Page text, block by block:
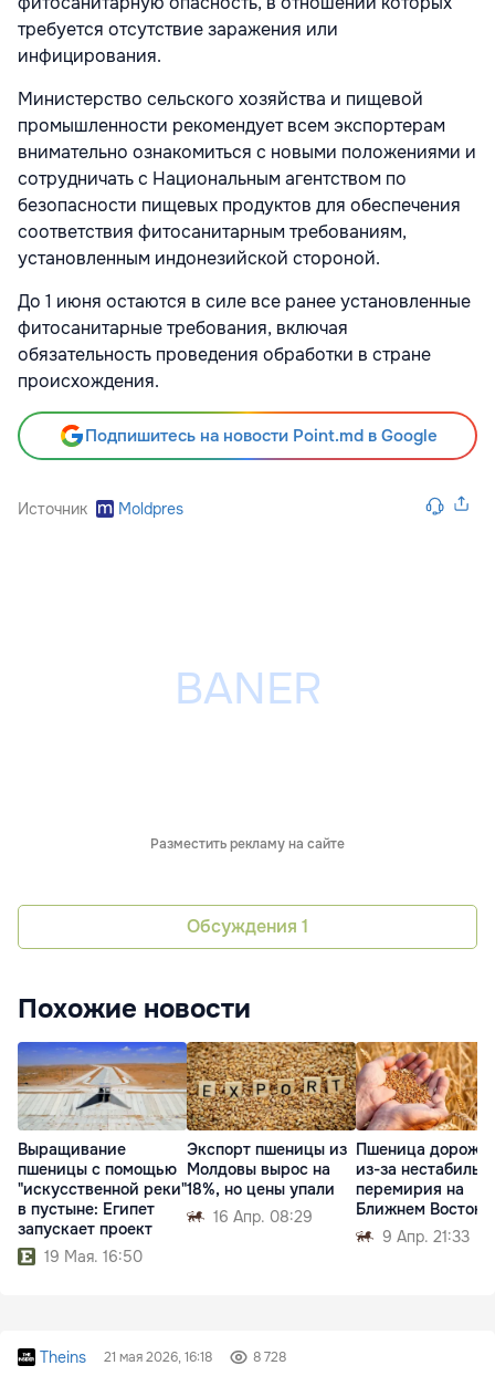
требуется отсутствие заражения или
инфицирования.
Министерство сельского хозяйства и пищевой
промышленности рекомендует всем экспортерам
внимательно ознакомиться с новыми положениями и
сотрудничать с Национальным агентством по
безопасности пищевых продуктов для обеспечения
соответствия фитосанитарным требованиям,
установленным индонезийской стороной.
До 1 июня остаются в силе все ранее установленные
фитосанитарные требования, включая
обязательность проведения обработки в стране
происхождения.
Подпишитесь на новости Point.md в Google
Источник Moldpres
Разместить рекламу на сайте
Обсуждения 1
Похожие новости
Выращивание
пшеницы с помощью
"искусственной реки"
в пустыне: Египет
запускает проект
19 Мая. 16:50
Экспорт пшеницы из
Молдовы вырос на
18%, но цены упали
16 Апр. 08:29
Пшеница
из-за
перемирия на
Ближнем Востоке
9 Апр. 21:33
Theins 21 мая 2026, 16:18 8 728